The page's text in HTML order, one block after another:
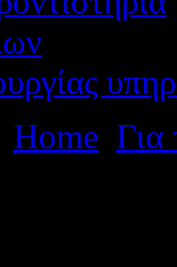
Home Για